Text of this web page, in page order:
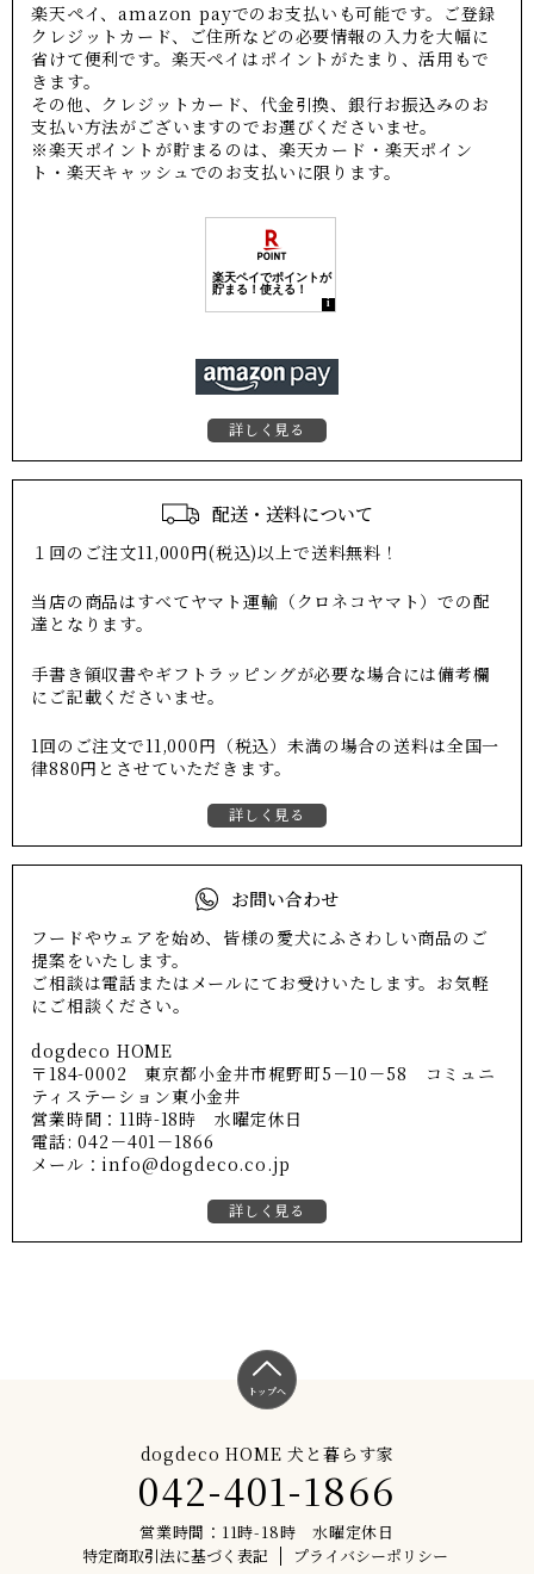
楽天ペイ、amazon payでのお支払いも可能です。ご登録
クレジットカード、ご住所などの必要情報の入力を大幅に
省けて便利です。楽天ペイはポイントがたまり、活用もで
きます。
その他、クレジットカード、代金引換、銀行お振込みのお
支払い方法がございますのでお選びくださいませ。
※楽天ポイントが貯まるのは、楽天カード・楽天ポイン
ト・楽天キャッシュでのお支払いに限ります。
詳しく見る
配送・送料について
１回のご注文11,000円(税込)以上で送料無料！
当店の商品はすべてヤマト運輸（クロネコヤマト）での配
達となります。
手書き領収書やギフトラッピングが必要な場合には備考欄
にご記載くださいませ。
1回のご注文で11,000円（税込）未満の場合の送料は全国一
律880円とさせていただきます。
詳しく見る
お問い合わせ
フードやウェアを始め、皆様の愛犬にふさわしい商品のご
提案をいたします。
ご相談は電話またはメールにてお受けいたします。お気軽
にご相談ください。
dogdeco HOME
〒184-0002 東京都小金井市梶野町5－10－58 コミュニ
ティステーション東小金井
営業時間：11時-18時 水曜定休日
電話: 042－401－1866
メール：info@dogdeco.co.jp
詳しく見る
トップへ
dogdeco HOME 犬と暮らす家
042-401-1866
営業時間：11時-18時 水曜定休日
特定商取引法に基づく表記
プライバシーポリシー